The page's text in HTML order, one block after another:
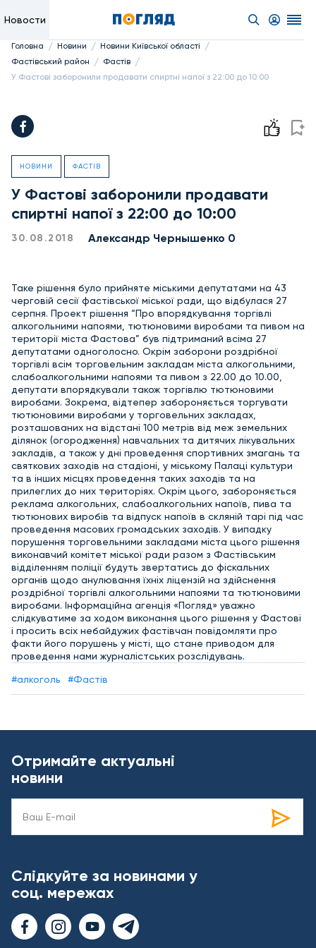
Новости
Головна / Новини / Новини Київської області /
Фастівський район / Фастів /
У Фастові заборонили продавати спиртні напої з 22:00 до 10:00
НОВИНИ ФАСТІВ
У Фастові заборонили продавати
спиртні напої з 22:00 до 10:00
30.08.2018 Александр Чернышенко 0
Таке рішення було прийняте міськими депутатами на 43
черговій сесії фастівської міської ради, що відбулася 27
серпня. Проект рішення “Про впорядкування торгівлі
алкогольними напоями, тютюновими виробами та пивом на
території міста Фастова” був підтриманий всіма 27
депутатами одноголосно. Окрім заборони роздрібної
торгівлі всім торговельним закладам міста алкогольними,
слабоалкогольними напоями та пивом з 22.00 до 10.00,
депутати впорядкували також торгівлю тютюновими
виробами. Зокрема, відтепер забороняється торгувати
тютюновими виробами у торговельних закладах,
розташованих на відстані 100 метрів від меж земельних
ділянок (огородження) навчальних та дитячих лікувальних
закладів, а також у дні проведення спортивних змагань та
святкових заходів на стадіоні, у міському Палаці культури
та в інших місцях проведення таких заходів та на
прилеглих до них територіях. Окрім цього, забороняється
реклама алкогольних, слабоалкогольних напоїв, пива та
тютюнових виробів та відпуск напоїв в скляній тарі під час
проведення масових громадських заходів. У випадку
порушення торговельними закладами міста цього рішення
виконавчий комітет міської ради разом з Фастівським
відділенням поліції будуть звертатись до фіскальних
органів щодо анулювання їхніх ліцензій на здійснення
роздрібної торгівлі алкогольними напоями та тютюновими
виробами. Інформаційна агенція «Погляд» уважно
слідкуватиме за ходом виконання цього рішення у Фастові
і просить всіх небайдужих фастівчан повідомляти про
факти його порушень у місті, що стане приводом для
проведення нами журналістських розслідувань.
#алкоголь #Фастів
Отримайте актуальні
новини
Слідкуйте за новинами у
соц. мережах